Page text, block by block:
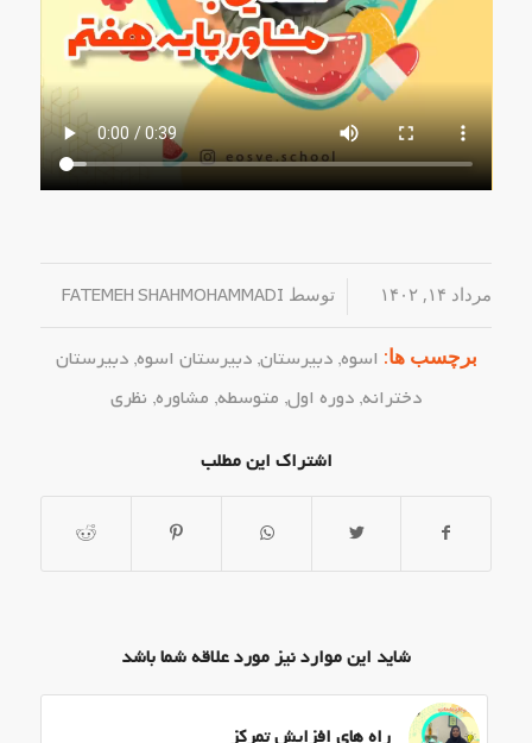
مرداد ۱۴, ۱۴۰۲ / توسط FATEMEH SHAHMOHAMMADI
برچسب ها: اسوه,دبیرستان,دبیرستان اسوه,دبیرستان
دخترانه, دوره اول, متوسطه, مشاوره, نظری
اشتراک این مطلب
شاید این موارد نیز مورد علاقه شما باشد